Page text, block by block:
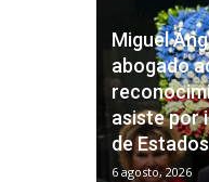
Miguel
abogado
asiste por
de
6 agosto, 2026